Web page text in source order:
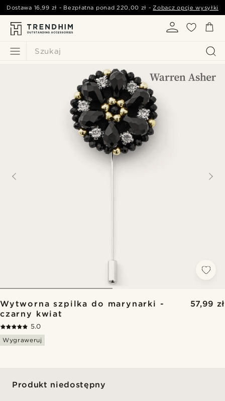
Szukaj
Dostawa 16,99 zł - Bezpłatna ponad220,00 zł -Zobacz opcje wysyłki
Wytworna szpilka do marynarki -
czarny kwiat
57,99 zł
5.0
Wygraweruj
Produkt niedostępny